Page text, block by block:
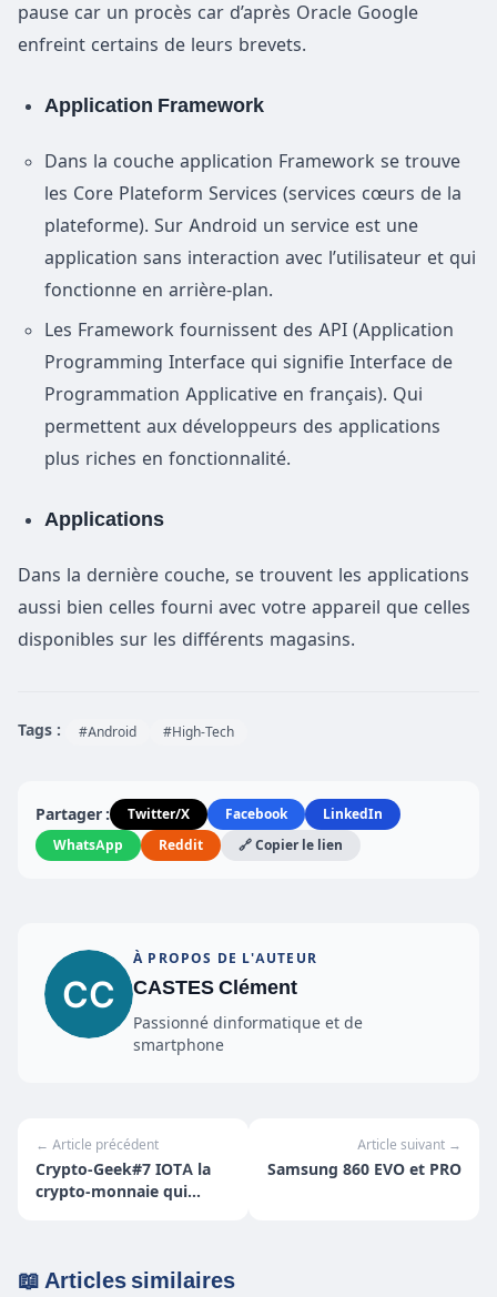
pause car un procès car d’après Oracle Google
enfreint certains de leurs brevets.
Application Framework
Dans la couche application Framework se trouve
les Core Plateform Services (services cœurs de la
plateforme). Sur Android un service est une
application sans interaction avec l’utilisateur et qui
fonctionne en arrière-plan.
Les Framework fournissent des API (Application
Programming Interface qui signifie Interface de
Programmation Applicative en français). Qui
permettent aux développeurs des applications
plus riches en fonctionnalité.
Applications
Dans la dernière couche, se trouvent les applications
aussi bien celles fourni avec votre appareil que celles
disponibles sur les différents magasins.
Tags : #Android #High-Tech
Partager : Twitter/X Facebook
LinkedIn
WhatsApp
Reddit 🔗 Copier le lien
À PROPOS DE L'AUTEUR
CASTES Clément
Passionné dinformatique et de
smartphone
← Article précédent
Crypto-Geek#7 IOTA la
crypto-monnaie qui
Article suivant →
Samsung 860 EVO et PRO
📖 Articles similaires